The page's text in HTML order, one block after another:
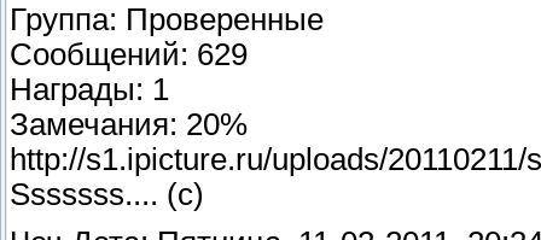
Группа: Проверенные
Сообщений: 629
Награды: 1
Замечания: 20%
http://s1.ipicture.ru/uploads/
Sssssss.... (с)